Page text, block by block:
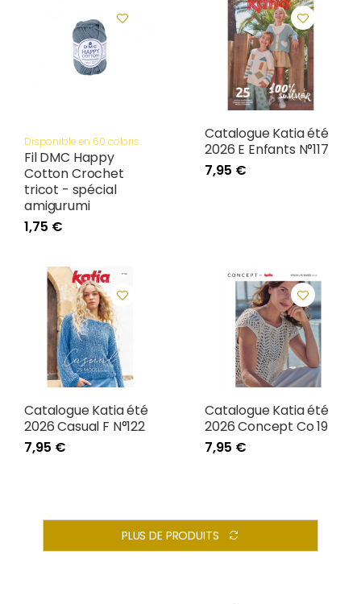
Disponible en 60 coloris
Fil DMC Happy
Cotton Crochet
tricot - spécial
amigurumi
1,75 €
Catalogue Katia été
2026 E Enfants N°117
7,95 €
Catalogue Katia été
2026 Casual F N°122
7,95 €
Catalogue Katia été
2026 Concept Co 19
7,95 €
PLUS DE PRODUITS